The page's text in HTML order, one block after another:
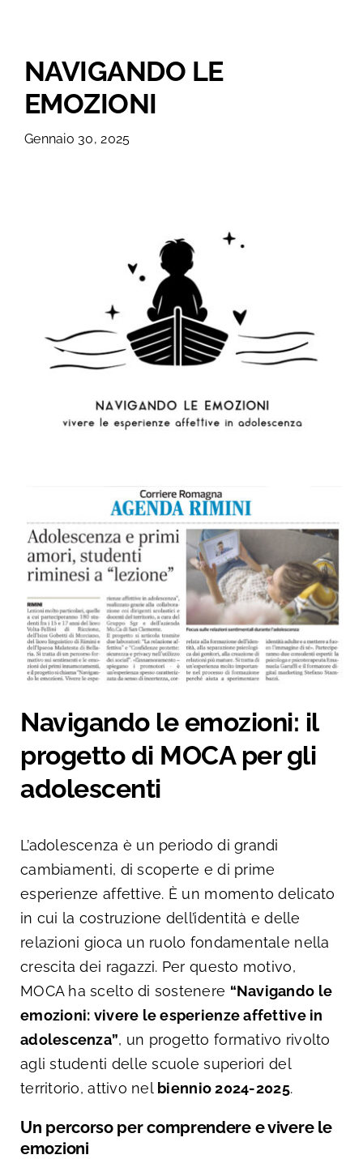
Progettazione
Formazione
NAVIGANDO LE
EMOZIONI
Gennaio 30, 2025
Navigando le emozioni: il
progetto di MOCA per gli
adolescenti
L’adolescenza è un periodo di grandi
cambiamenti, di scoperte e di prime
esperienze affettive. È un momento delicato
in cui la costruzione dell’identità e delle
relazioni gioca un ruolo fondamentale nella
crescita dei ragazzi. Per questo motivo,
MOCA ha scelto di sostenere “Navigando le
emozioni: vivere le esperienze affettive in
adolescenza”, un progetto formativo rivolto
agli studenti delle scuole superiori del
territorio, attivo nel biennio 2024-2025.
Un percorso per comprendere e vivere le
emozioni